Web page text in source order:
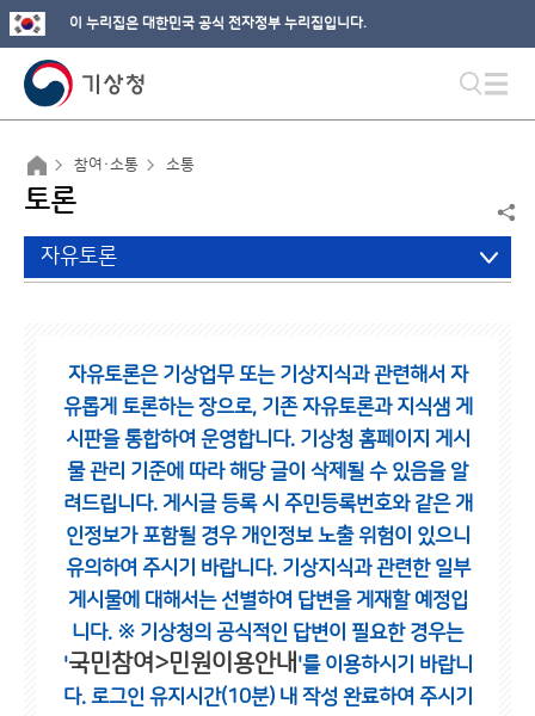
이 누리집은 대한민국 공식 전자정부 누리집입니다.
참여·소통 소통
토론
자유토론
자유토론은 기상업무 또는 기상지식과 관련해서 자
유롭게 토론하는 장으로, 기존 자유토론과 지식샘 게
시판을 통합하여 운영합니다. 기상청 홈페이지 게시
물 관리 기준에 따라 해당 글이 삭제될 수 있음을 알
려드립니다. 게시글 등록 시 주민등록번호와 같은 개
인정보가 포함될 경우 개인정보 노출 위험이 있으니
유의하여 주시기 바랍니다. 기상지식과 관련한 일부
게시물에 대해서는 선별하여 답변을 게재할 예정입
니다. ※ 기상청의 공식적인 답변이 필요한 경우는
'국민참여>민원이용안내 '를 이용하시기 바랍니
다. 로그인 유지시간(10분) 내 작성 완료하여 주시기